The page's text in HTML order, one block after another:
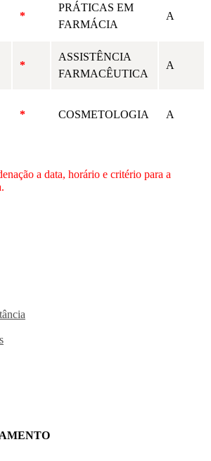
*
PRÁTICAS EM
FARMÁCIA
A
*
ASSISTÊNCIA
FARMACÊUTICA
A
* COSMETOLOGIA A
a data, horário e critério para a